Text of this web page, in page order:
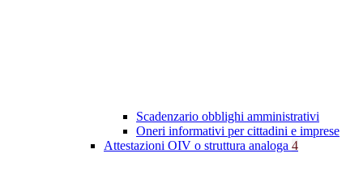
Scadenzario obblighi amministrativi
Oneri informativi per cittadini e imprese
Attestazioni OIV o struttura analoga 4